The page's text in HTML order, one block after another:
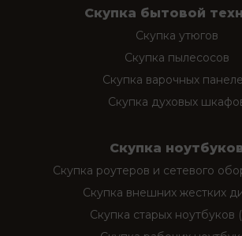
Скупка бытовой
Скупка утюгов
Скупка пылесосов
Скупка варочных
Скупка духовых
Скупка
Скупка роутеров и сетевого
Скупка внешних жестких
Скупка старых ноутбуков